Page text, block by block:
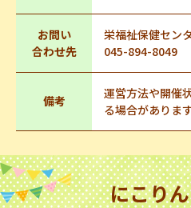
お問い
合わせ先
栄福祉保健セン
045-894-8049
備考
運営方法や開催
る場合があります
にこり